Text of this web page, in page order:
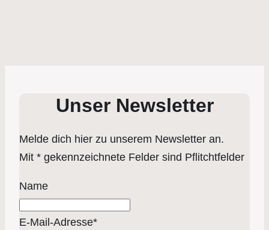
Unser Newsletter
Melde dich hier zu unserem Newsletter an.
Mit * gekennzeichnete Felder sind Pflitchtfelder
Name
E-Mail-Adresse*